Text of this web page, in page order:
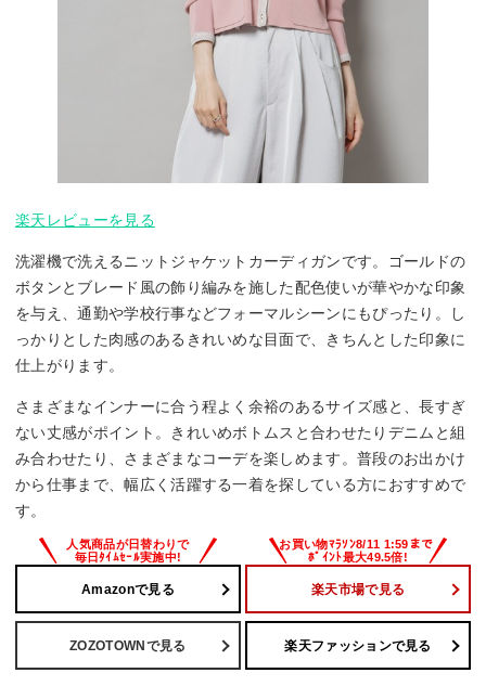
楽天レビューを見る
洗濯機で洗えるニットジャケットカーディガンです。ゴールドの
ボタンとブレード風の飾り編みを施した配色使いが華やかな印象
を与え、通勤や学校行事などフォーマルシーンにもぴったり。し
っかりとした肉感のあるきれいめな目面で、きちんとした印象に
仕上がります。
さまざまなインナーに合う程よく余裕のあるサイズ感と、長すぎ
ない丈感がポイント。きれいめボトムスと合わせたりデニムと組
み合わせたり、さまざまなコーデを楽しめます。普段のお出かけ
から仕事まで、幅広く活躍する一着を探している方におすすめで
す。
Amazonで見る 楽天市場で見る
ZOZOTOWNで見る 楽天ファッションで見る